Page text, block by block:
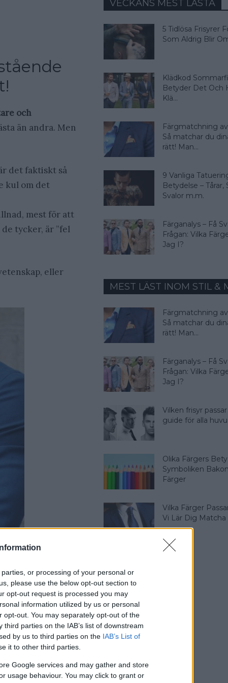
or processing of your personal or
please use the below opt-out section to
opt-out request is processed you may
information utilized by us or personal
out. You may separately opt-out of the
parties on the IAB’s list of downstream
by us to third parties on the IAB’s List of
it to other third parties.
Google services and may gather and store
usage behaviour. You may click to grant or
och
än andra. Men
det faktiskt så
kul om det
mest för att
tycker, är ”fel
eller
VECKANS MEST LÄSTA
5 Tidlösa Frisyrer
Som Aldrig Blir
Klädkod
Betyder Det Och
Klä...
Färgmatchning
Så matchar du
rätt! Man...
9 Vanliga
Betydelse – Tårar,
Svalor m.m.
Färganalys – Få
Frågan: Vilka
Jag I?
MEST LÄST INOM STIL &
Färgmatchning
Så matchar du
rätt! Man...
Färganalys – Få
Frågan: Vilka
Jag I?
Vilken frisyr
guide för alla
Olika Färgers
Symboliken
Färger
Vilka Färger
Vi Lär Dig